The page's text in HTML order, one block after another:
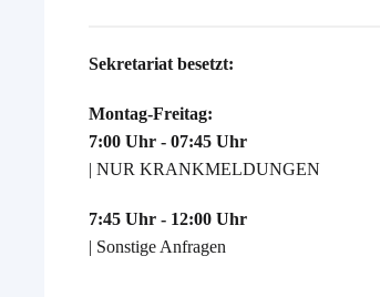
Sekretariat besetzt:
Montag-Freitag:
7:00 Uhr - 07:45 Uhr
| NUR KRANKMELDUNGEN
7:45 Uhr - 12:00 Uhr
| Sonstige Anfragen